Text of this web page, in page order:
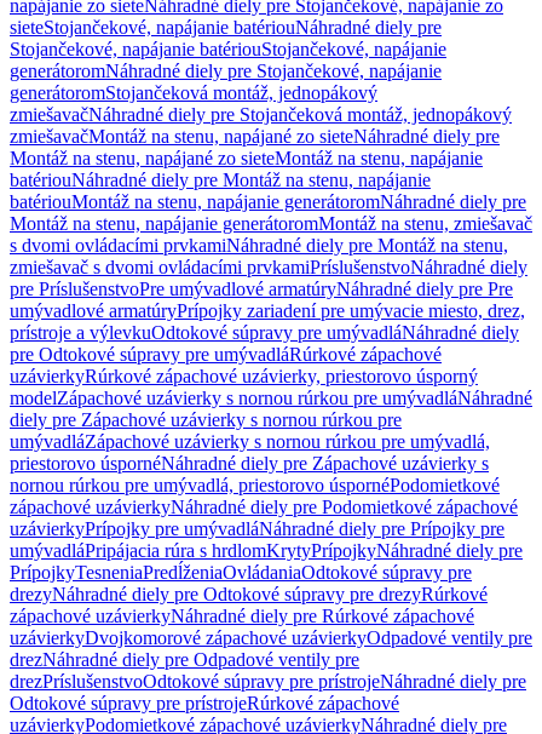
napájanie zo sieteNáhradné diely pre Stojančekové, napájanie zo
sieteStojančekové, napájanie batériouNáhradné diely pre
Stojančekové, napájanie batériouStojančekové, napájanie
generátoromNáhradné diely pre Stojančekové, napájanie
generátoromStojančeková montáž, jednopákový
zmiešavačNáhradné diely pre Stojančeková montáž, jednopákový
zmiešavačMontáž na stenu, napájané zo sieteNáhradné diely pre
Montáž na stenu, napájané zo sieteMontáž na stenu, napájanie
batériouNáhradné diely pre Montáž na stenu, napájanie
batériouMontáž na stenu, napájanie generátoromNáhradné diely pre
Montáž na stenu, napájanie generátoromMontáž na stenu, zmiešavač
s dvomi ovládacími prvkamiNáhradné diely pre Montáž na stenu,
zmiešavač s dvomi ovládacími prvkamiPríslušenstvoNáhradné diely
pre PríslušenstvoPre umývadlové armatúryNáhradné diely pre Pre
umývadlové armatúryPrípojky zariadení pre umývacie miesto, drez,
prístroje a výlevkuOdtokové súpravy pre umývadláNáhradné diely
pre Odtokové súpravy pre umývadláRúrkové zápachové
uzávierkyRúrkové zápachové uzávierky, priestorovo úsporný
modelZápachové uzávierky s nornou rúrkou pre umývadláNáhradné
diely pre Zápachové uzávierky s nornou rúrkou pre
umývadláZápachové uzávierky s nornou rúrkou pre umývadlá,
priestorovo úspornéNáhradné diely pre Zápachové uzávierky s
nornou rúrkou pre umývadlá, priestorovo úspornéPodomietkové
zápachové uzávierkyNáhradné diely pre Podomietkové zápachové
uzávierkyPrípojky pre umývadláNáhradné diely pre Prípojky pre
umývadláPripájacia rúra s hrdlomKrytyPrípojkyNáhradné diely pre
PrípojkyTesneniaPredĺženiaOvládaniaOdtokové súpravy pre
drezyNáhradné diely pre Odtokové súpravy pre drezyRúrkové
zápachové uzávierkyNáhradné diely pre Rúrkové zápachové
uzávierkyDvojkomorové zápachové uzávierkyOdpadové ventily pre
drezNáhradné diely pre Odpadové ventily pre
drezPríslušenstvoOdtokové súpravy pre prístrojeNáhradné diely pre
Odtokové súpravy pre prístrojeRúrkové zápachové
uzávierkyPodomietkové zápachové uzávierkyNáhradné diely pre